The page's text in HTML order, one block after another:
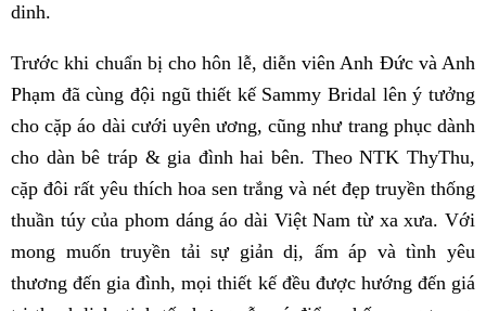
dinh.
Trước khi chuẩn bị cho hôn lễ, diễn viên Anh Đức và Anh
Phạm đã cùng đội ngũ thiết kế Sammy Bridal lên ý tưởng
cho cặp áo dài cưới uyên ương, cũng như trang phục dành
cho dàn bê tráp & gia đình hai bên. Theo NTK ThyThu,
cặp đôi rất yêu thích hoa sen trắng và nét đẹp truyền thống
thuần túy của phom dáng áo dài Việt Nam từ xa xưa. Với
mong muốn truyền tải sự giản dị, ấm áp và tình yêu
thương đến gia đình, mọi thiết kế đều được hướng đến giá